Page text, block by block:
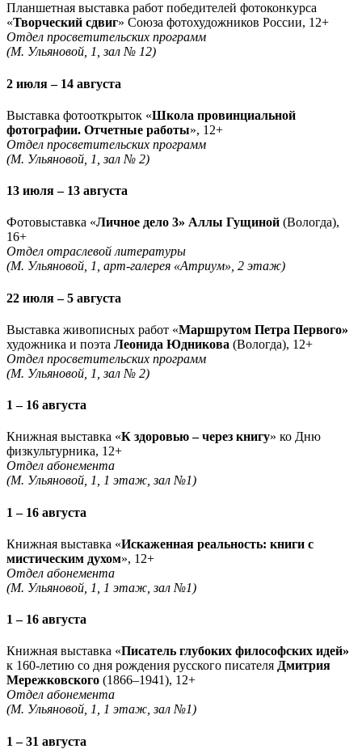
Планшетная выставка работ победителей фотоконкурса
«Творческий сдвиг» Союза фотохудожников России, 12+
Отдел просветительских программ
(М. Ульяновой, 1, зал № 12)
2 июля – 14 августа
Выставка фотооткрыток «Школа провинциальной
фотографии. Отчетные работы», 12+
Отдел просветительских программ
(М. Ульяновой, 1, зал № 2)
13 июля – 13 августа
Фотовыставка «Личное дело 3» Аллы Гущиной (Вологда),
16+
Отдел отраслевой литературы
(М. Ульяновой, 1, арт-галерея «Атриум», 2 этаж)
22 июля – 5 августа
Выставка живописных работ «Маршрутом Петра Первого»
художника и поэта Леонида Юдникова (Вологда), 12+
Отдел просветительских программ
(М. Ульяновой, 1, зал № 2)
1 – 16 августа
Книжная выставка «К здоровью – через книгу» ко Дню
физкультурника, 12+
Отдел абонемента
(М. Ульяновой, 1, 1 этаж, зал №1)
1 – 16 августа
Книжная выставка «Искаженная реальность: книги с
мистическим духом», 12+
Отдел абонемента
(М. Ульяновой, 1, 1 этаж, зал №1)
1 – 16 августа
Книжная выставка «Писатель глубоких философских идей»
к 160-летию со дня рождения русского писателя Дмитрия
Мережковского (1866–1941), 12+
Отдел абонемента
(М. Ульяновой, 1, 1 этаж, зал №1)
1 – 31 августа